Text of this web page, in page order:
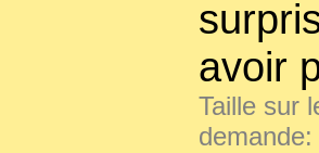
avoir
Taille sur